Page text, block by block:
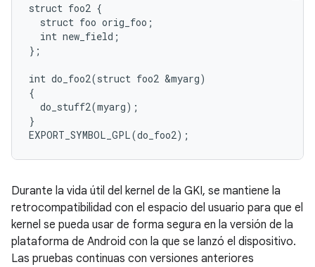
struct foo2 {
  struct foo orig_foo;
  int new_field;
};
int do_foo2(struct foo2 &myarg)
{
  do_stuff2(myarg);
}
Durante la vida útil del kernel de la GKI, se mantiene la
retrocompatibilidad con el espacio del usuario para que el
kernel se pueda usar de forma segura en la versión de la
plataforma de Android con la que se lanzó el dispositivo.
Las pruebas continuas con versiones anteriores